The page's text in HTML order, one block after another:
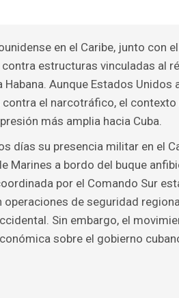
en el Caribe, junto con
estructuras vinculadas al
Aunque Estados Unidos
el narcotráfico, el
más amplia hacia Cuba.
días su presencia militar en el
Marines a bordo del buque
por el Comando Sur
de seguridad
Sin embargo, el
sobre el gobierno